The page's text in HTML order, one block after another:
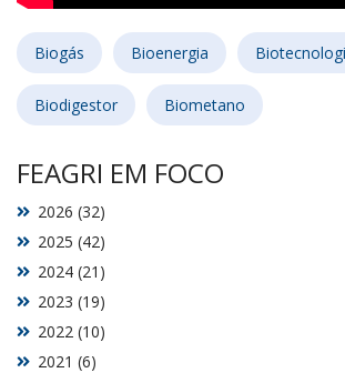
Biogás Bioenergia
Biodigestor Biometano
FEAGRI EM FOCO
2021 (6)
2022 (10)
2023 (19)
2024 (21)
2025 (42)
2026 (32)